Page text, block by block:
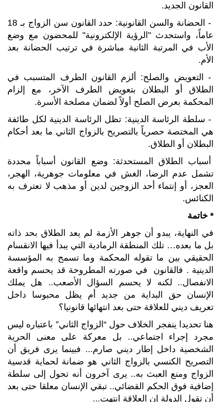
القانون الجديد.
- الحضانة والسن القانونية: حدد القانون سن الزواج بـ 18
عاماً، واستحدث "الرؤية الإلكترونية" للمحضون مع وضع
الأب في المرتبة الثانية مباشرة في ترتيب الحضانة بعد
الأم.
- التعويض والصلح: ألزم القانون الطرف المتسبب في
الطلاق أو البطلان بتعويض الطرف الآخر، مع إلزام
المحكمة بعرض الصلح أولاً لضمان مصلحة الأسرة.
- سلطة الرئاسة الدينية: تظل الرئاسة الدينية لكل طائفة
هي المختصة حصرياً بالتصريح بالزواج الثاني ما بعد أحكام
البطلان أو الطلاق.
أسباب الطلاق المستحدثة: وضع القانون أسباباً محددة
تشمل عدم الرضا، الغش في معلومات جوهرية، الهجر،
العجز، أو إنتماء أحد الزوجين لدين أو مذهب لا تعترف به
الكنائس.
* خاتمة
في النهاية، يبدو أن جوهر الأزمة لم يعد الطلاق بحد ذاته
بل ما بعده… تلك المنطقة الرمادية التي يبدأ فيها الانقسام
الحقيقي بين ما تقوله المحكمة وما تسمح به المؤسسة
الدينية . فالقانون في صورته المطروحة قد يحسم واقعة
الانفصال.. لكنه لا يحسم السؤال الأصعب.. هل يملك
الإنسان حق البداية من جديد أم يظل محبوسا داخل
تعريف ديني للعلاقة حتى بعد انتهائها قانونيا؟
هنا تحديدا ينفجر الخلاف حول “الزواج الثاني” باعتباره ليس
مجرد إجراء اجتماعي.. بل معركة على معنى الحرية
الشخصية داخل إطار ديني صارم... فبينما يرى فريق أن
التصريح الكنسي بالزواج الثاني هو ضمانة لحماية قدسية
الزواج ومنع العبث به.. يرى آخرون أنه تحول إلى سلطة
إضافية فوق الحكم القضائي.. تبقي الإنسان معلقا حتى بعد
أن تقول الدولة إن العلاقة انتهت...